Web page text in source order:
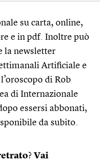
su carta, online,
e in pdf. Inoltre può
la newsletter
Artificiale e
di Rob
di Internazionale
essersi abbonati,
da subito.
? Vai